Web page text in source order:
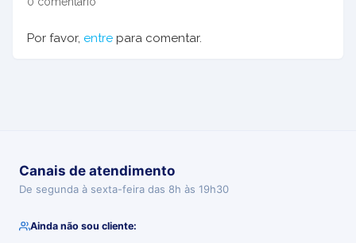
Por favor, entre para comentar.
Canais de atendimento
De segunda à sexta-feira das 8h às 19h30
Ainda não sou cliente: